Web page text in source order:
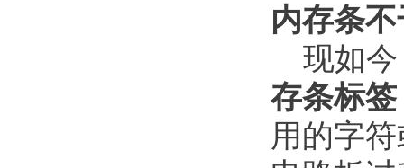
内存条
现如
存条标签
用的字